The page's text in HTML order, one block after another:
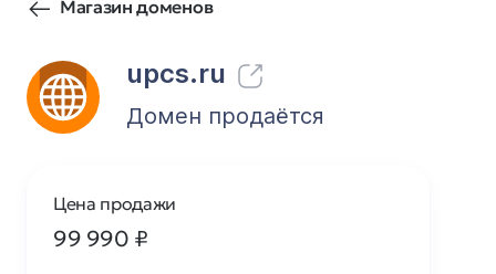
Магазин доменов
upcs.ru
Домен продаётся
Цена продажи
99 990 ₽